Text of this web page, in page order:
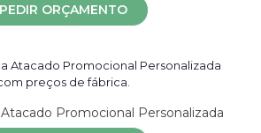
PEDIR ORÇAMENTO
Promocional Personalizada